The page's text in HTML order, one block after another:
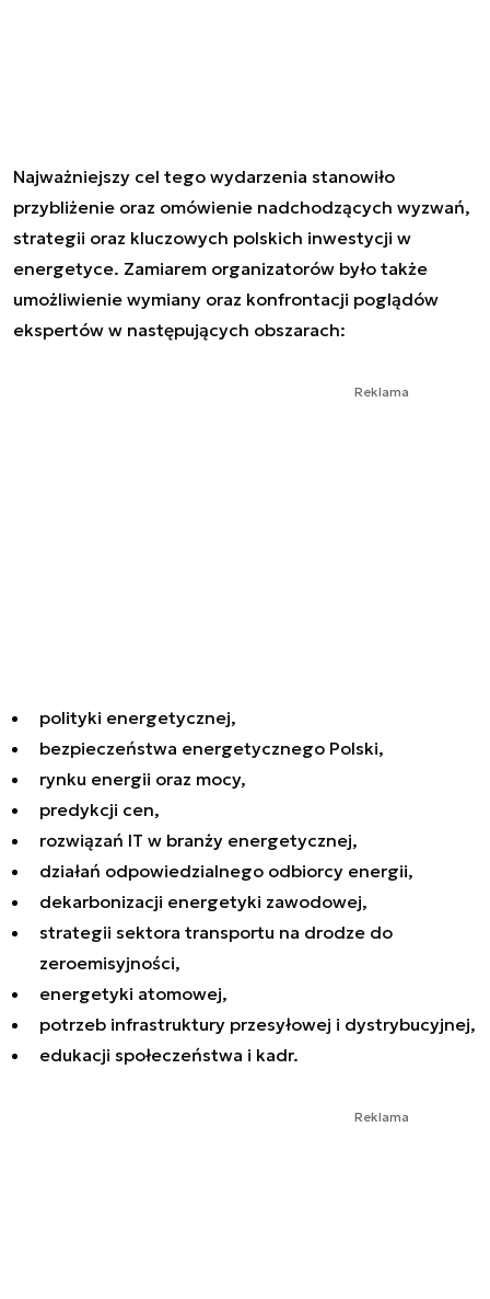
Najważniejszy cel tego wydarzenia stanowiło
przybliżenie oraz omówienie nadchodzących wyzwań,
strategii oraz kluczowych polskich inwestycji w
energetyce. Zamiarem organizatorów było także
umożliwienie wymiany oraz konfrontacji poglądów
ekspertów w następujących obszarach:
Reklama
polityki energetycznej,
bezpieczeństwa energetycznego Polski,
rynku energii oraz mocy,
predykcji cen,
rozwiązań IT w branży energetycznej,
działań odpowiedzialnego odbiorcy energii,
dekarbonizacji energetyki zawodowej,
strategii sektora transportu na drodze do
zeroemisyjności,
energetyki atomowej,
potrzeb infrastruktury przesyłowej i dystrybucyjnej,
edukacji społeczeństwa i kadr.
Reklama